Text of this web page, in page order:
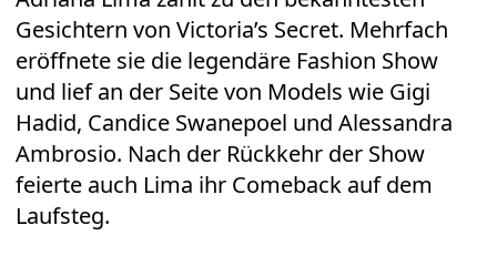
Gesichtern von Victoria’s Secret. Mehrfach
eröffnete sie die legendäre Fashion Show
und lief an der Seite von Models wie Gigi
Hadid, Candice Swanepoel und Alessandra
Ambrosio. Nach der Rückkehr der Show
feierte auch Lima ihr Comeback auf dem
Laufsteg.